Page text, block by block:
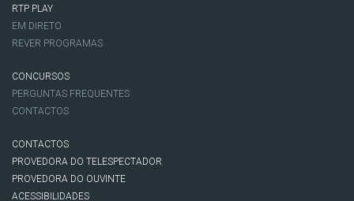
RTP PLAY
EM DIRETO
REVER PROGRAMAS
CONCURSOS
PERGUNTAS FREQUENTES
CONTACTOS
CONTACTOS
PROVEDORA DO TELESPECTADOR
PROVEDORA DO OUVINTE
ACESSIBILIDADES